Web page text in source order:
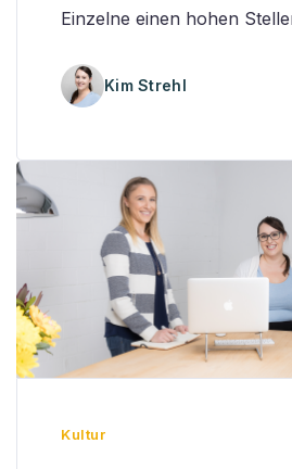
Einzelne einen hohen
Kim Strehl
Kultur